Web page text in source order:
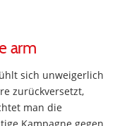
arm
sich unweigerlich
zurückversetzt,
man die